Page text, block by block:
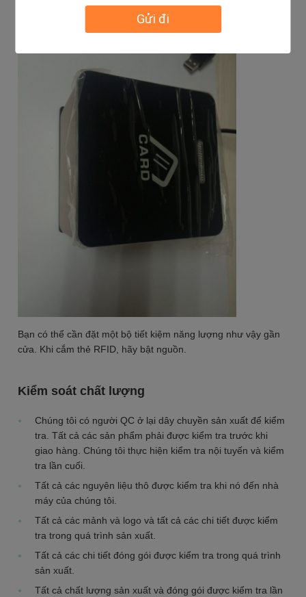
Gửi đi
tiết kiệm điện
Bạn có thể cần đặt một bộ tiết kiệm năng lượng như vậy gần
cửa. Khi cắm thẻ RFID, hãy bật nguồn.
Kiểm soát chất lượng
Chúng tôi có người QC ở lại dây chuyền sản xuất để kiểm
tra. Tất cả các sản phẩm phải được kiểm tra trước khi
giao hàng. Chúng tôi thực hiện kiểm tra nội tuyến và kiểm
tra lần cuối.
Tất cả các nguyên liệu thô được kiểm tra khi nó đến nhà
máy của chúng tôi.
Tất cả các mảnh và logo và tất cả các chi tiết được kiểm
tra trong quá trình sản xuất.
Tất cả các chi tiết đóng gói được kiểm tra trong quá trình
sản xuất.
Tất cả chất lượng sản xuất và đóng gói được kiểm tra lần